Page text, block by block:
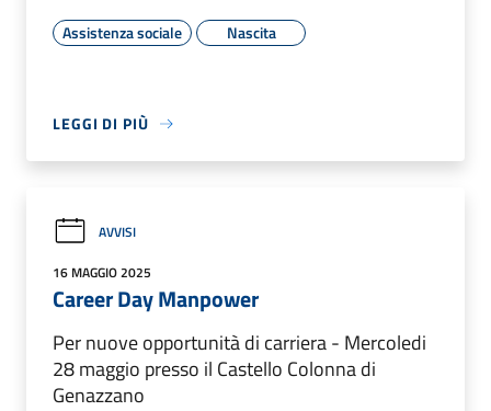
Assistenza sociale Nascita
LEGGI DI PIÙ
AVVISI
16 MAGGIO 2025
Career Day Manpower
Per nuove opportunità di carriera - Mercoledi
28 maggio presso il Castello Colonna di
Genazzano